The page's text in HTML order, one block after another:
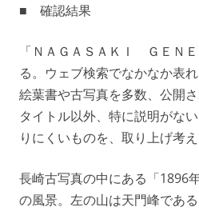
■ 確認結果
「ＮＡＧＡＳＡＫＩ ＧＥＮ
る。ウェブ検索でなかなか表
絵葉書や古写真を多数、公開さ
タイトル以外、特に説明がな
りにくいものを、取り上げ考え
長崎古写真の中にある「1896
の風景。左の山は天門峰である